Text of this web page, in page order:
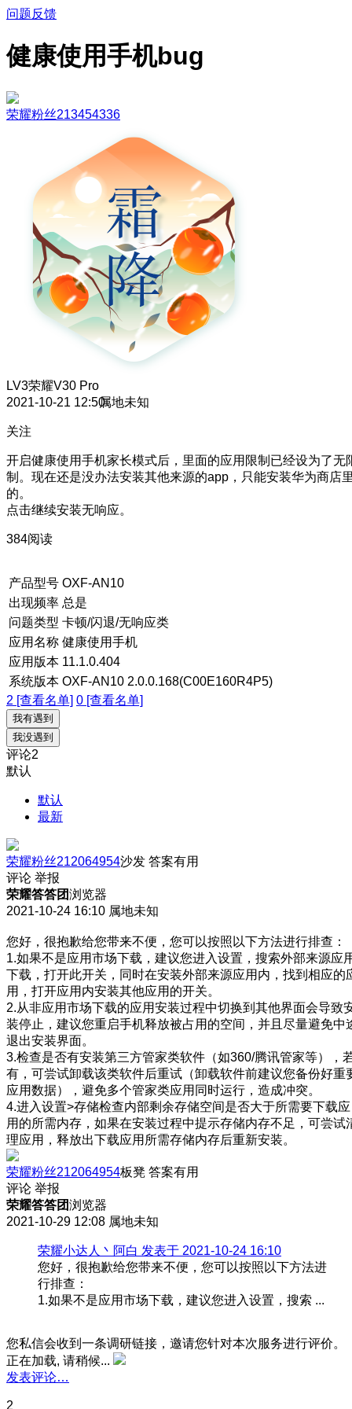
问题反馈
健康使用手机bug
荣耀粉丝213454336
LV3荣耀V30 Pro
2021-10-21 12:50属地未知
关注
开启健康使用手机家长模式后，里面的应用限制已经设为了无
制。现在还是没办法安装其他来源的app，只能安装华为商店
的。
点击继续安装无响应。
384阅读
产品型号 OXF-AN10
出现频率 总是
问题类型 卡顿/闪退/无响应类
应用名称 健康使用手机
应用版本 11.1.0.404
系统版本 OXF-AN10 2.0.0.168(C00E160R4P5)
2 [查看名单] 0 [查看名单]
我有遇到
我没遇到
评论2
默认
默认
最新
荣耀粉丝212064954沙发 答案有用
评论 举报
荣耀答答团浏览器
2021-10-24 16:10 属地未知
您好，很抱歉给您带来不便，您可以按照以下方法进行排查：
1.如果不是应用市场下载，建议您进入设置，搜索外部来源应
下载，打开此开关，同时在安装外部来源应用内，找到相应的
用，打开应用内安装其他应用的开关。
2.从非应用市场下载的应用安装过程中切换到其他界面会导致
装停止，建议您重启手机释放被占用的空间，并且尽量避免中
退出安装界面。
3.检查是否有安装第三方管家类软件（如360/腾讯管家等），
有，可尝试卸载该类软件后重试（卸载软件前建议您备份好重
应用数据），避免多个管家类应用同时运行，造成冲突。
4.进入设置>存储检查内部剩余存储空间是否大于所需要下载应
用的所需内存，如果在安装过程中提示存储内存不足，可尝试
理应用，释放出下载应用所需存储内存后重新安装。
荣耀粉丝212064954板凳 答案有用
评论 举报
荣耀答答团浏览器
2021-10-29 12:08 属地未知
荣耀小达人丶阿白 发表于 2021-10-24 16:10
您好，很抱歉给您带来不便，您可以按照以下方法进
行排查：
1.如果不是应用市场下载，建议您进入设置，搜索 ...
您私信会收到一条调研链接，邀请您针对本次服务进行评价。
正在加载, 请稍候...
发表评论…
2